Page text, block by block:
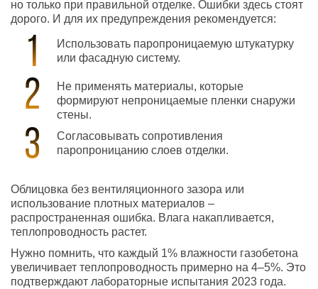
но только при правильной отделке. Ошибки здесь стоят
дорого. И для их предупреждения рекомендуется:
Использовать паропроницаемую штукатурку
или фасадную систему.
Не применять материалы, которые
формируют непроницаемые пленки снаружи
стены.
Согласовывать сопротивления
паропроницанию слоев отделки.
Облицовка без вентиляционного зазора или
использование плотных материалов –
распространенная ошибка. Влага накапливается,
теплопроводность растет.
Нужно помнить, что каждый 1% влажности газобетона
увеличивает теплопроводность примерно на 4–5%. Это
подтверждают лабораторные испытания 2023 года.